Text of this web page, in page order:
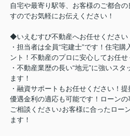
自宅や最寄り駅等、お客様のご都合
すのでお気軽にお伝えください！
◆いえむすび不動産へお任せください
・担当者は全員“宅建士”です！住宅
ント！不動産のプロに安心してお任せ
・不動産業歴の長い“地元”に強いス
ます！
・融資サポートもお任せください！
優遇金利の適応も可能です！ローン
ご相談ください♪お客様に合ったロー
ます！